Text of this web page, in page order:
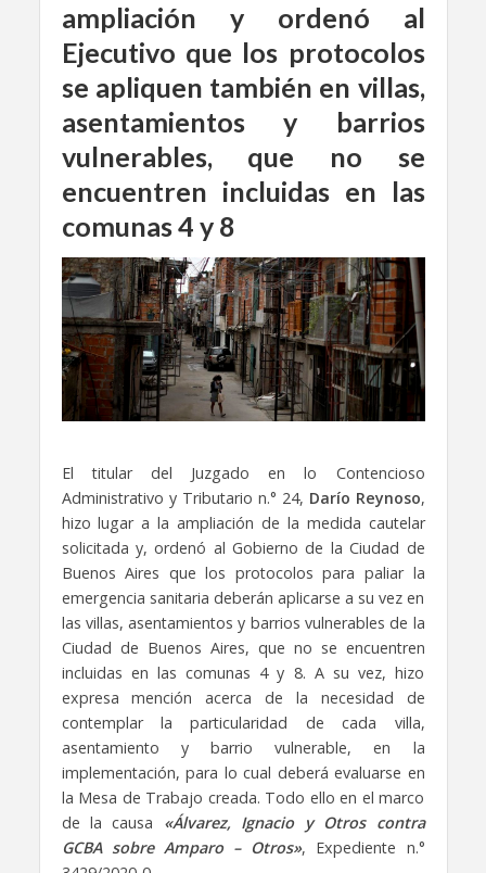
ampliación y ordenó al
Ejecutivo que los protocolos
se apliquen también en villas,
asentamientos y barrios
vulnerables, que no se
encuentren incluidas en las
comunas 4 y 8
El titular del Juzgado en lo Contencioso
Administrativo y Tributario n.° 24, Darío Reynoso,
hizo lugar a la ampliación de la medida cautelar
solicitada y, ordenó al Gobierno de la Ciudad de
Buenos Aires que los protocolos para paliar la
emergencia sanitaria deberán aplicarse a su vez en
las villas, asentamientos y barrios vulnerables de la
Ciudad de Buenos Aires, que no se encuentren
incluidas en las comunas 4 y 8. A su vez, hizo
expresa mención acerca de la necesidad de
contemplar la particularidad de cada villa,
asentamiento y barrio vulnerable, en la
implementación, para lo cual deberá evaluarse en
la Mesa de Trabajo creada. Todo ello en el marco
de la causa «Álvarez, Ignacio y Otros contra
GCBA sobre Amparo – Otros», Expediente n.°